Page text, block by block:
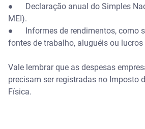
● Declaração anual do Simples
MEI).
● Informes de rendimentos, como
fontes de trabalho, aluguéis ou
Vale lembrar que as despesas
precisam ser registradas no Imposto
Física.